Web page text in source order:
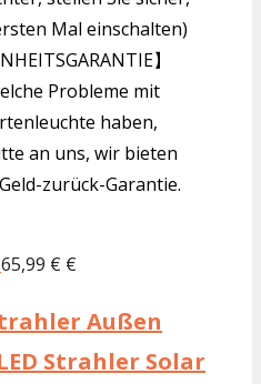
Mal einschalten)
】
Probleme mit
haben,
an uns, wir bieten
zurück-Garantie.
65,99 € €
Außen
Strahler Solar